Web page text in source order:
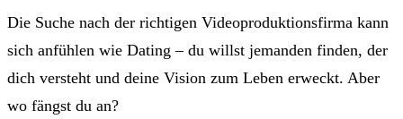
Die Suche nach der richtigen Videoproduktionsfirma kann
sich anfühlen wie Dating – du willst jemanden finden, der
dich versteht und deine Vision zum Leben erweckt. Aber
wo fängst du an?